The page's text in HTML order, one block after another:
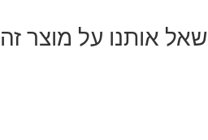
שאל אותנו על מוצר זה